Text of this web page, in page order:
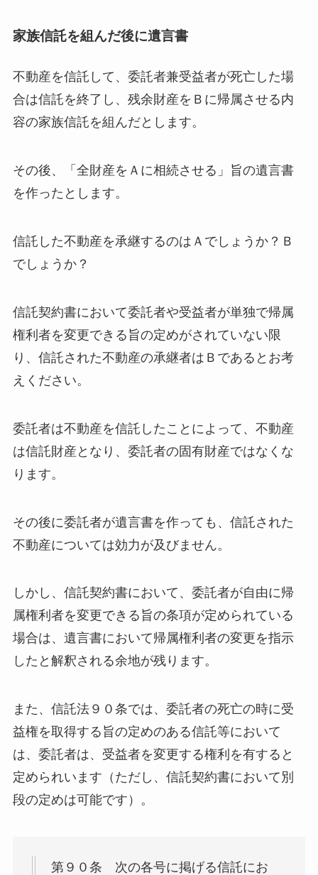
家族信託を組んだ後に遺言書
不動産を信託して、委託者兼受益者が死亡した場
合は信託を終了し、残余財産をＢに帰属させる内
容の家族信託を組んだとします。
その後、「全財産をＡに相続させる」旨の遺言書
を作ったとします。
信託した不動産を承継するのはＡでしょうか？Ｂ
でしょうか？
信託契約書において委託者や受益者が単独で帰属
権利者を変更できる旨の定めがされていない限
り、信託された不動産の承継者はＢであるとお考
えください。
委託者は不動産を信託したことによって、不動産
は信託財産となり、委託者の固有財産ではなくな
ります。
その後に委託者が遺言書を作っても、信託された
不動産については効力が及びません。
しかし、信託契約書において、委託者が自由に帰
属権利者を変更できる旨の条項が定められている
場合は、遺言書において帰属権利者の変更を指示
したと解釈される余地が残ります。
また、信託法９０条では、委託者の死亡の時に受
益権を取得する旨の定めのある信託等において
は、委託者は、受益者を変更する権利を有すると
定められいます（ただし、信託契約書において別
段の定めは可能です）。
第９０条 次の各号に掲げる信託にお